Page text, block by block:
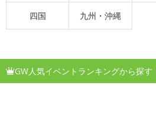
四国 九州・沖縄
GW人気イベントランキングから探す